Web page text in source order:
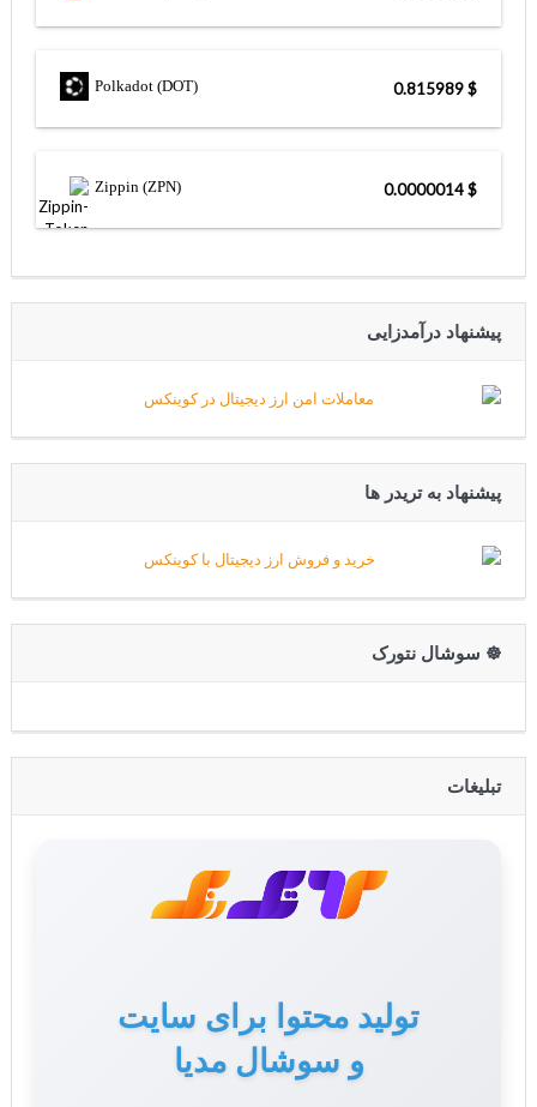
Polkadot (DOT) $ 0.815989
Zippin (ZPN) $ 0.0000014
پیشنهاد درآمدزایی
پیشنهاد به تریدر ها
☸️ سوشال نتورک
تبلیغات
تولید محتوا برای سایت
و سوشال مدیا